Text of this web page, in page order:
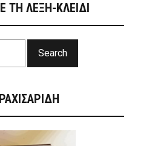
ΤΗ ΛΕΞΗ-ΚΛΕΙΔΙ
Search